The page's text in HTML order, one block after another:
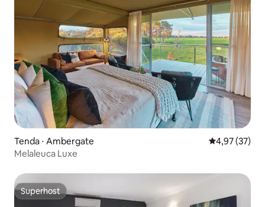
Tenda ⋅ Ambergate 4,97 de uma
4,97 (37)
Melaleuca Luxe
Superhost
Superhost